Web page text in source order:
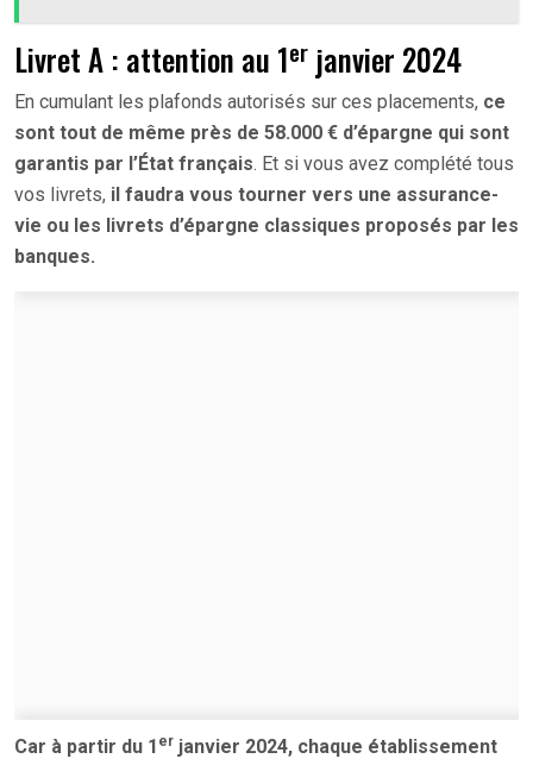
Livret A : attention au 1er janvier 2024
En cumulant les plafonds autorisés sur ces placements, ce
sont tout de même près de 58.000 € d’épargne qui sont
garantis par l’État français. Et si vous avez complété tous
vos livrets, il faudra vous tourner vers une assurance-
vie ou les livrets d’épargne classiques proposés par les
banques.
Car à partir du 1 er janvier 2024, chaque établissement